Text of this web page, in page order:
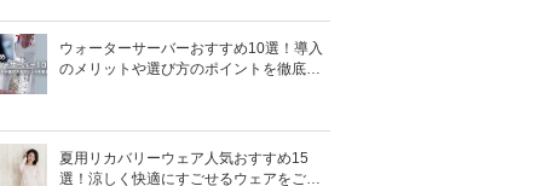
ウォーターサーバーおすすめ10選！導入
のメリットや選び方のポイントを徹底解
夏用リカバリーウェア人気おすすめ15
選！涼しく快適にすごせるウェアをご紹